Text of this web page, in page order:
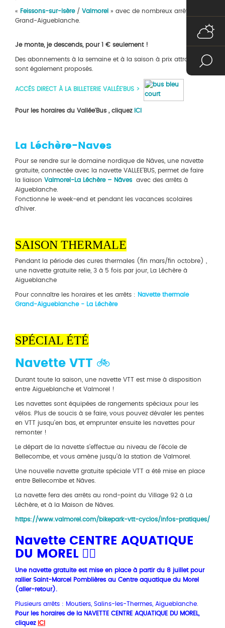
« Feissons-sur-Isère/ Valmorel » avec de nombreux arrêts sur
Grand-Aigueblanche.
Je monte, je descends, pour 1 € seulement !
Des abonnements à la semaine et à la saison à prix attractifs
sont également proposés.
ACCÉS DIRECT À LA BILLETERIE VALLÉE'BUS >
Pour les horaires du Vallée'Bus , cliquez ICI
La Léchère-Naves
Pour se rendre sur le domaine nordique de Nâves, une navette
gratuite, connectée avec la navette VALLEE’BUS, permet de faire
la liaison Valmorel-La Léchère – Nâves
avec des arrêts à
Aigueblanche.
Fonctionne le week-end et pendant les vacances scolaires
d’hiver.
SAISON THERMALE
Pendant la période des cures thermales (fin mars/fin octobre) ,
une navette gratuite relie, 3 à 5 fois par jour, La Léchère à
Aigueblanche
Pour connaître les horaires et les arrêts : Navette thermale
Grand-Aigueblanche - La Léchère
SPÉCIAL ÉTÉ
Navette VTT 🚲
Durant toute la saison, une navette VTT est mise à disposition
entre Aigueblanche et Valmorel !
Les navettes sont équipées de rangements spéciaux pour les
vélos. Plus de soucis à se faire, vous pouvez dévaler les pentes
en VTT jusqu’en bas, et emprunter ensuite les navettes pour
remonter !
Le départ de la navette s’effectue au niveau de l’école de
Bellecombe, et vous amène jusqu’à la station de Valmorel.
Une nouvelle navette gratuite spéciale VTT a été mise en place
entre Bellecombe et Nâves.
La navette fera des arrêts au rond-point du Village 92 à La
Léchère, et à la Maison de Nâves.
https://www.valmorel.com/bikepark-vtt-cyclos/infos-pratiques/
Navette CENTRE AQUATIQUE
DU MOREL 🏊‍♂️
Une navette gratuite est mise en place à partir du 8 juillet pour
rallier Saint-Marcel Pomblières au Centre aquatique du Morel
(aller-retour).
Plusieurs arrêts : Moutiers, Salins-les-Thermes, Aigueblanche.
Pour les horaires de la NAVETTE CENTRE AQUATIQUE DU MOREL,
cliquez ICI